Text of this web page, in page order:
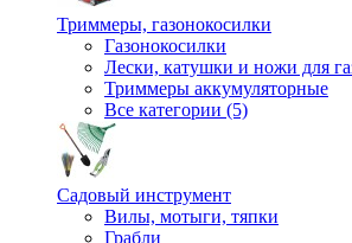
Триммеры, газонокосилки
Газонокосилки
Лески, катушки и ножи для
Триммеры аккумуляторные
Все категории (5)
Садовый инструмент
Вилы, мотыги, тяпки
Грабли